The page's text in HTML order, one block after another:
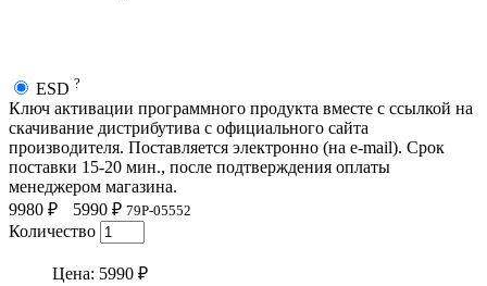
ESD ?
Ключ активации программного продукта вместе с ссылкой на
скачивание дистрибутива с официального сайта
производителя. Поставляется электронно (на e-mail). Срок
поставки 15-20 мин., после подтверждения оплаты
менеджером магазина.
9980 ₽
5990 ₽ 79P-05552
Количество
Цена: 5990 ₽